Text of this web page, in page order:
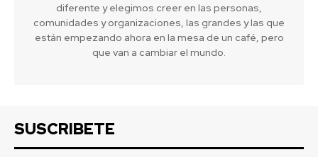
diferente y elegimos creer en las personas,
comunidades y organizaciones, las grandes y las que
están empezando ahora en la mesa de un café, pero
que van a cambiar el mundo.
SUSCRIBETE